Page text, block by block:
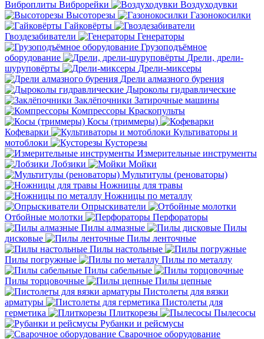
Виброплиты Виброрейки
Воздуходувки
Высоторезы
Газонокосилки
Гайковёрты
Гвоздезабиватели
Генераторы
Грузоподъёмное
оборудование
Дрели, дрели-
шуруповёрты
Дрели-миксеры
Дрели алмазного бурения
Дыроколы гидравлические
Заклёпочники Затирочные машины
Компрессоры Краскопульты
Косы (триммеры)
Кофеварки
Культиваторы и
мотоблоки
Кусторезы
Измерительные инструменты
Лобзики
Мойки
Мультитулы (реноваторы)
Ножницы для травы
Ножницы по металлу
Опрыскиватели
Отбойные молотки
Перфораторы
Пилы алмазные
Пилы
дисковые
Пилы ленточные
Пилы настольные
Пилы погружные
Пилы по металлу
Пилы сабельные
Пилы торцовочные
Пилы цепные
Пистолеты для вязки
арматуры
Пистолеты для
герметика
Плиткорезы
Пылесосы
Рубанки и рейсмусы
Сварочное оборудование